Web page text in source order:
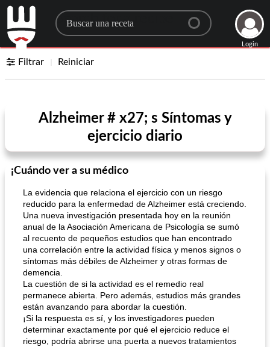
Search for a recipe
Login
Filtrar Reiniciar
Alzheimer # x27; s Síntomas y
ejercicio diario
¡Cuándo ver a su médico
La evidencia que relaciona el ejercicio con un riesgo
reducido para la enfermedad de Alzheimer está creciendo.
Una nueva investigación presentada hoy en la reunión
anual de la Asociación Americana de Psicología se sumó
al recuento de pequeños estudios que han encontrado
una correlación entre la actividad física y menos signos o
síntomas más débiles de Alzheimer y otras formas de
demencia.
La cuestión de si la actividad es el remedio real
permanece abierta. Pero además, estudios más grandes
están avanzando para abordar la cuestión.
¡Si la respuesta es sí, y los investigadores pueden
determinar exactamente por qué el ejercicio reduce el
riesgo, podría abrirse una puerta a nuevos tratamientos